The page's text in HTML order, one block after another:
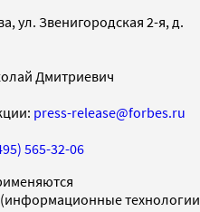
ул. Звенигородская 2-я, д.
Дмитриевич
press-release@forbes.ru
565-32-06
технологии